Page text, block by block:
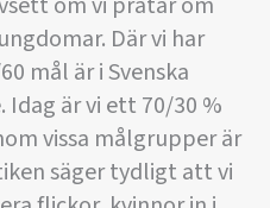
Där vi har
mål är i Svenska
är vi ett 70/30 %
vissa målgrupper är
säger tydligt att vi